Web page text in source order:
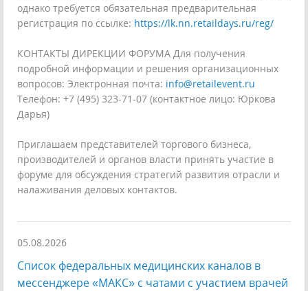
однако требуется обязательная предварительная
регистрация по ссылке: https://lk.nn.retaildays.ru/reg/
КОНТАКТЫ ДИРЕКЦИИ ФОРУМА Для получения
подробной информации и решения организационных
вопросов: Электронная почта: info@retailevent.ru
Телефон: +7 (495) 323-71-07 (контактное лицо: Юркова
Дарья)
Приглашаем представителей торгового бизнеса,
производителей и органов власти принять участие в
форуме для обсуждения стратегий развития отрасли и
налаживания деловых контактов.
05.08.2026
Список федеральных медицинских каналов в
мессенджере «МАКС» с чатами с участием врачей